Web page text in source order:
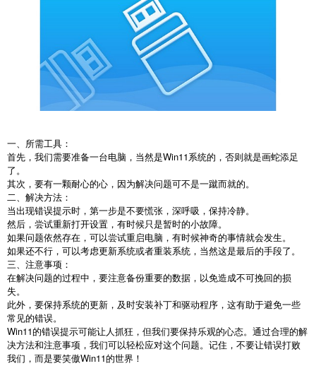
一、所需工具：
首先，我们需要准备一台电脑，当然是Win11系统的，否则就是画蛇添足
了。
其次，要有一颗耐心的心，因为解决问题可不是一蹴而就的。
二、解决方法：
当出现错误提示时，第一步是不要慌张，深呼吸，保持冷静。
然后，尝试重新打开设置，有时候只是暂时的小故障。
如果问题依然存在，可以尝试重启电脑，有时候神奇的事情就会发生。
如果还不行，可以考虑更新系统或者重装系统，当然这是最后的手段了。
三、注意事项：
在解决问题的过程中，要注意备份重要的数据，以免造成不可挽回的损
失。
此外，要保持系统的更新，及时安装补丁和驱动程序，这有助于避免一些
常见的错误。
Win11的错误提示可能让人抓狂，但我们要保持乐观的心态。通过合理的解
决方法和注意事项，我们可以轻松应对这个问题。记住，不要让错误打败
我们，而是要笑傲Win11的世界！